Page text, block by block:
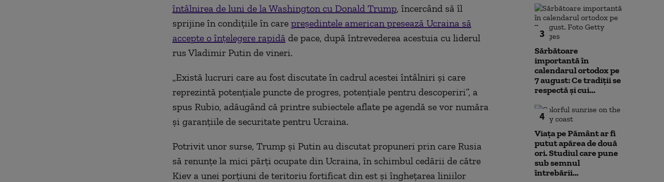
întâlnirea de luni de la Washington cu Donald Trump, încercând să îl
sprijine în condițiile în care președintele american presează Ucraina să
accepte o înțelegere rapidăde pace, după întrevederea acestuia cu liderul
rus Vladimir Putin de vineri.
„Există lucruri care au fost discutate în cadrul acestei întâlniri și care
reprezintă potențiale puncte de progres, potențiale pentru descoperiri”, a
spus Rubio, adăugând că printre subiectele aflate pe agendă se vor număra
și garanțiile de securitate pentru Ucraina.
Potrivit unor surse, Trump și Putin au discutat propuneri prin care Rusia
să renunțe la mici părți ocupate din Ucraina, în schimbul cedării de către
Kiev a unei porțiuni de teritoriu fortificat din est și înghețarea liniilor
3
Sărbătoare
importantă în
calendarul ortodox pe
7 august: Ce tradiții se
respectă și cui...
4
Viața pe Pământ ar fi
putut apărea de două
ori. Studiul care pune
sub semnul
întrebării...